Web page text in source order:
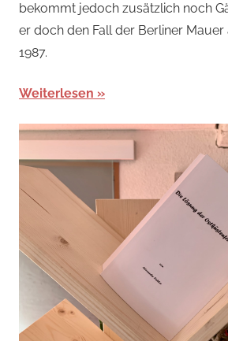
bekommt jedoch zusätzlich noch
er doch den Fall der Berliner Mauer
1987.
Weiterlesen